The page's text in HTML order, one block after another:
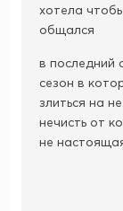
хотела
общался
в последний
сезон в
злиться на
нечисть от
не